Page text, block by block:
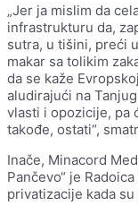
„Jer ja mislim da
infrastrukturu da,
sutra, u tišini, preći
makar sa tolikim
da se kaže
aludirajući na
vlasti i opozicije, pa
takođe, ostati“,
Inače, Minacord
Pančevo“ je
privatizacije kada